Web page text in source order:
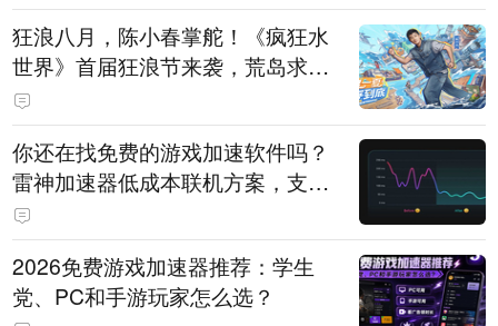
狂浪八月，陈小春掌舵！《疯狂水
世界》首届狂浪节来袭，荒岛求生
直播即将开启
你还在找免费的游戏加速软件吗？
雷神加速器低成本联机方案，支持
免费试用
2026免费游戏加速器推荐：学生
党、PC和手游玩家怎么选？